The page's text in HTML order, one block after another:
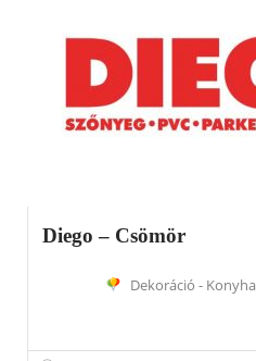
Diego – Csömör
Dekoráció - Konyha